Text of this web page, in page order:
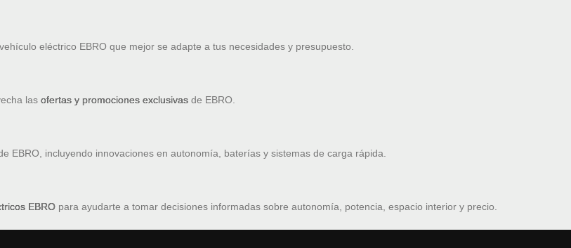
eléctrico EBRO que mejor se adapte a tus necesidades y presupuesto.
las ofertas y promociones exclusivas de EBRO.
EBRO, incluyendo innovaciones en autonomía, baterías y sistemas de carga rápida.
EBRO para ayudarte a tomar decisiones informadas sobre autonomía, potencia, espacio interior y precio.